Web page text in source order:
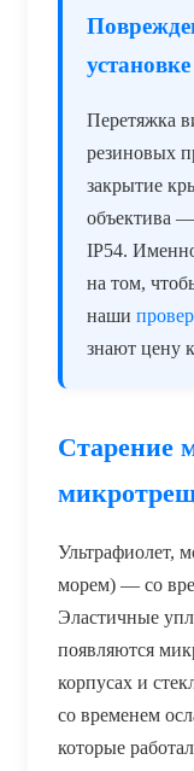
установке
Перетяжка
резиновых
закрытие
объектива
IP54.
на том,
наши
знают цену
Старение
Ультрафиолет,
морем) — со
Эластичные
появляются
корпусах и
со временем
которые